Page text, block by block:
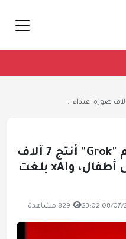
دعوى قضائية: مستخدم "Grok" أنتج 7 آلاف
صورة اعتداء جنسي على أطفال، وxAI بلغت
08/07/ 829 مشاهدة